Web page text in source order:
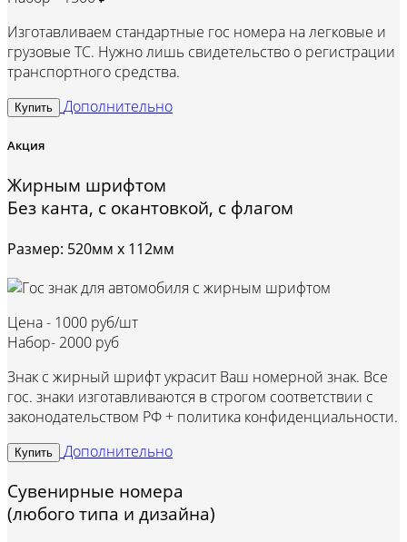
Изготавливаем стандартные гос номера на легковые и
грузовые ТС. Нужно лишь свидетельство о регистрации
транспортного средства.
Купить Дополнительно
Акция
Жирным шрифтом
Без канта, с окантовкой, с флагом
Размер: 520мм х 112мм
Цена - 1000 руб/шт
Набор- 2000 руб
Знак с жирный шрифт украсит Ваш номерной знак. Все
гос. знаки изготавливаются в строгом соответствии с
законодательством РФ + политика конфиденциальности.
Купить Дополнительно
Сувенирные номера
(любого типа и дизайна)